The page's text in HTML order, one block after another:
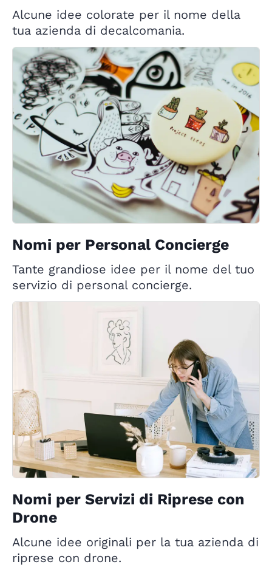
Alcune idee colorate per il nome della
tua azienda di decalcomania.
Nomi per Personal Concierge
Tante grandiose idee per il nome del tuo
servizio di personal concierge.
Nomi per Servizi di Riprese con
Drone
Alcune idee originali per la tua azienda di
riprese con drone.